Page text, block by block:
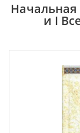
и I